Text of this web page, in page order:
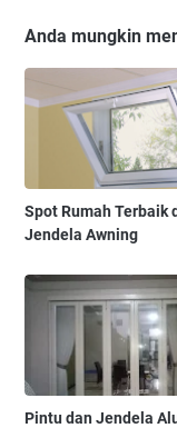
Anda mungkin
Spot Rumah Terbaik
Jendela Awning
Pintu dan Jendela